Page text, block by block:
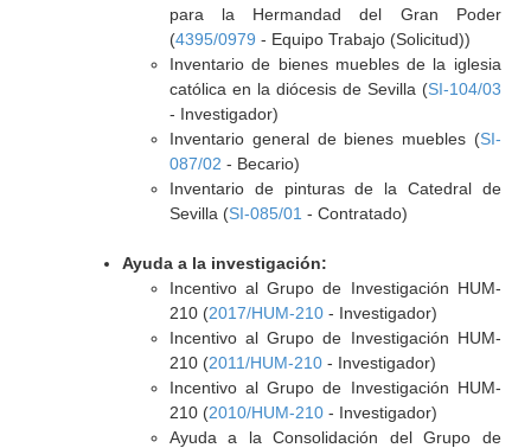
para la Hermandad del Gran Poder
(4395/0979 - Equipo Trabajo (Solicitud))
Inventario de bienes muebles de la iglesia
católica en la diócesis de Sevilla (SI-104/03
- Investigador)
Inventario general de bienes muebles (SI-
087/02 - Becario)
Inventario de pinturas de la Catedral de
Sevilla (SI-085/01 - Contratado)
Ayuda a la investigación:
Incentivo al Grupo de Investigación HUM-
210 (2017/HUM-210- Investigador)
Incentivo al Grupo de Investigación HUM-
210 (2011/HUM-210- Investigador)
Incentivo al Grupo de Investigación HUM-
210 (2010/HUM-210- Investigador)
Ayuda a la Consolidación del Grupo de